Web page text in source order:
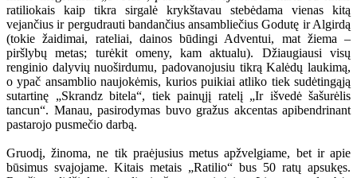
ratiliokais kaip tikra sirgalė krykštavau stebėdama vienas kitą
vejančius ir pergudrauti bandančius ansambliečius Godutę ir Algirdą
(tokie žaidimai, rateliai, dainos būdingi Adventui, mat žiema –
piršlybų metas; turėkit omeny, kam aktualu). Džiaugiausi visų
renginio dalyvių nuoširdumu, padovanojusiu tikrą Kalėdų laukimą,
o ypač ansamblio naujokėmis, kurios puikiai atliko tiek sudėtingąją
sutartinę „Skrandz bitela“, tiek painųjį ratelį „Ir išvedė šašurėlis
tancun“. Manau, pasirodymas buvo gražus akcentas apibendrinant
pastarojo pusmečio darbą.
Gruodį, žinoma, ne tik praėjusius metus apžvelgiame, bet ir apie
būsimus svajojame. Kitais metais „Ratilio“ bus 50 ratų apsukęs.